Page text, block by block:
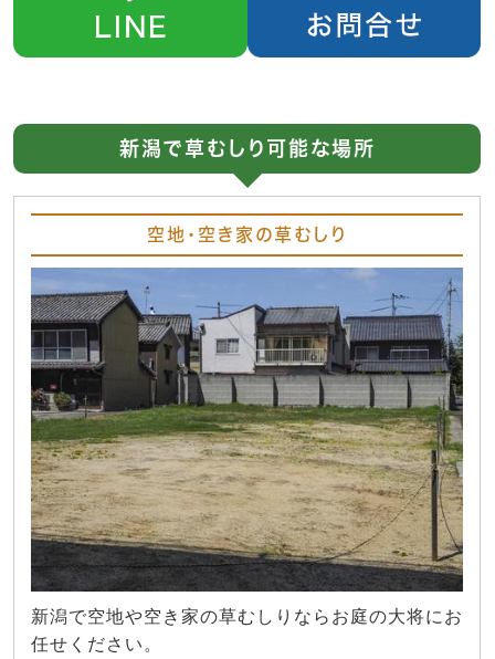
新潟で草むしり可能な場所
空地・空き家の草むしり
新潟で空地や空き家の草むしりならお庭の大将にお
任せください。